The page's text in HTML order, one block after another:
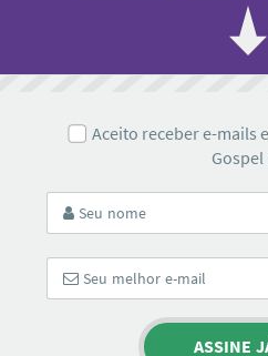
Aceito receber e-mails e
Gospel